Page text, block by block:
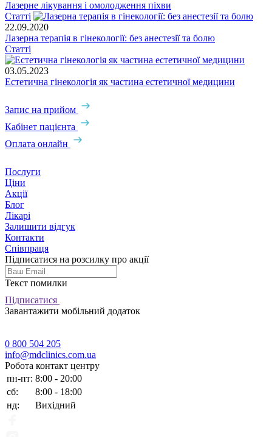
Лазерне лікування і омолодження піхви
Статті
22.09.2020
Лазерна терапія в гінекології: без анестезії та болю
Статті
03.05.2023
Естетична гінекологія як частина естетичної медицини
Запис на прийом
Кабінет пацієнта
Оплата онлайн
Послуги
Ціни
Акції
Блог
Лікарі
Залишити відгук
Контакти
Співпраця
Підписатися на розсилку про акції
Текст помилки
Підписатися
Завантажити мобільний додаток
0 800 504 205
info@mdclinics.com.ua
Робота контакт центру
пн-пт: 8:00 - 20:00
сб:
8:00 - 18:00
нд:
Вихідний